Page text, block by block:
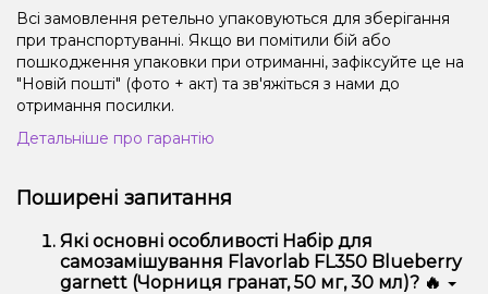
Всі замовлення ретельно упаковуються для зберігання
при транспортуванні. Якщо ви помітили бій або
пошкодження упаковки при отриманні, зафіксуйте це на
"Новій пошті" (фото + акт) та зв'яжіться з нами до
отримання посилки.
Детальніше про гарантію
Поширені запитання
Які основні особливості Набір для
самозамішування Flavorlab FL350 Blueberry
garnett (Чорниця гранат, 50 мг, 30 мл)? 🔥